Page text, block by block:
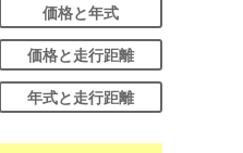
価格と年式
価格と走行距離
年式と走行距離